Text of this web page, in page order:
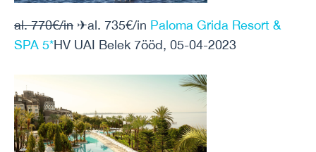
al. 770€/in ✈al. 735€/in Paloma Grida Resort &
SPA 5*HV UAI Belek 7ööd, 05-04-2023